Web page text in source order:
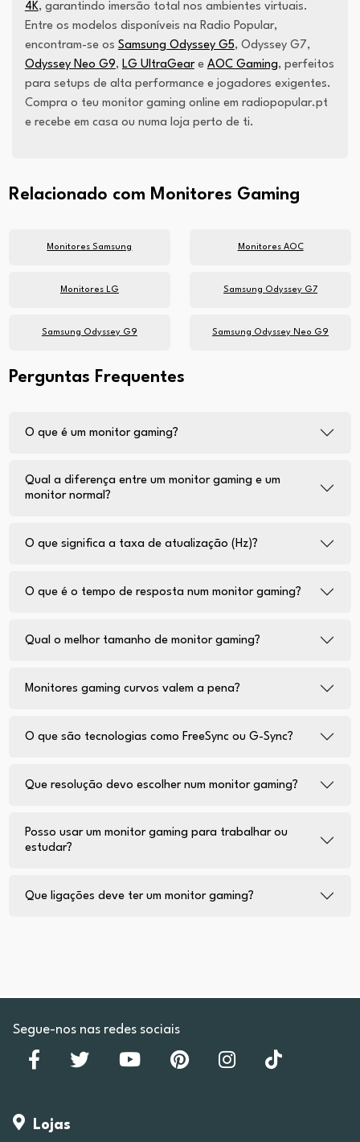
4K, garantindo imersão total nos ambientes virtuais.
Entre os modelos disponíveis na Radio Popular,
encontram-se os Samsung Odyssey G5, Odyssey G7,
Odyssey Neo G9, LG UltraGeare AOC Gaming, perfeitos
para setups de alta performance e jogadores exigentes.
Compra o teu monitor gaming online em radiopopular.pt
e recebe em casa ou numa loja perto de ti.
Relacionado com Monitores Gaming
Monitores Samsung Monitores AOC
Monitores LG Samsung Odyssey G7
Samsung Odyssey G9 Samsung Odyssey Neo G9
Perguntas Frequentes
O que é um monitor gaming?
Qual a diferença entre um monitor gaming e um
monitor normal?
O que significa a taxa de atualização (Hz)?
O que é o tempo de resposta num monitor gaming?
Qual o melhor tamanho de monitor gaming?
Monitores gaming curvos valem a pena?
O que são tecnologias como FreeSync ou G-Sync?
Que resolução devo escolher num monitor gaming?
Posso usar um monitor gaming para trabalhar ou
estudar?
Que ligações deve ter um monitor gaming?
Segue-nos nas redes sociais
Lojas